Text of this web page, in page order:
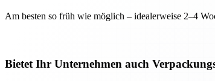
Am besten so früh wie möglich – idealerweise 2–4
Bietet Ihr Unternehmen auch